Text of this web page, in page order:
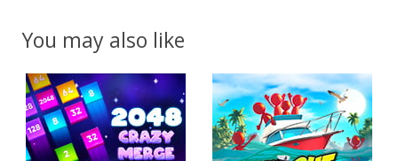
You may also like